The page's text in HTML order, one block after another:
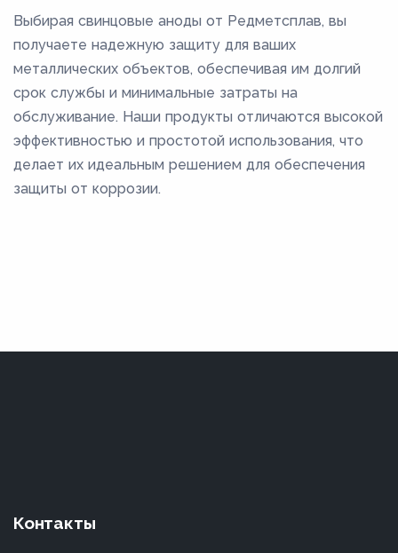
Выбирая свинцовые аноды от Редметсплав, вы
получаете надежную защиту для ваших
металлических объектов, обеспечивая им долгий
срок службы и минимальные затраты на
обслуживание. Наши продукты отличаются высокой
эффективностью и простотой использования, что
делает их идеальным решением для обеспечения
защиты от коррозии.
Контакты